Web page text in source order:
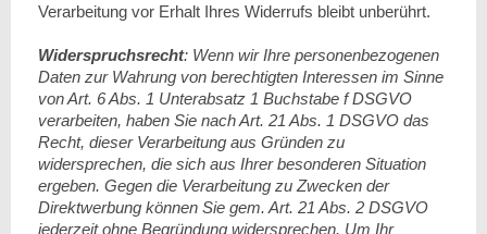
Verarbeitung vor Erhalt Ihres Widerrufs bleibt unberührt.
Widerspruchsrecht: Wenn wir Ihre personenbezogenen
Daten zur Wahrung von berechtigten Interessen im Sinne
von Art. 6 Abs. 1 Unterabsatz 1 Buchstabe f DSGVO
verarbeiten, haben Sie nach Art. 21 Abs. 1 DSGVO das
Recht, dieser Verarbeitung aus Gründen zu
widersprechen, die sich aus Ihrer besonderen Situation
ergeben. Gegen die Verarbeitung zu Zwecken der
Direktwerbung können Sie gem. Art. 21 Abs. 2 DSGVO
jederzeit ohne Begründung widersprechen. Um Ihr